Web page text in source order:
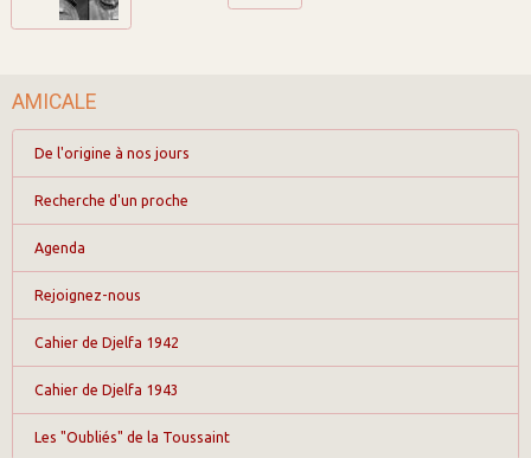
AMICALE
De l'origine à nos jours
Recherche d'un proche
Agenda
Rejoignez-nous
Cahier de Djelfa 1942
Cahier de Djelfa 1943
Les "Oubliés" de la Toussaint